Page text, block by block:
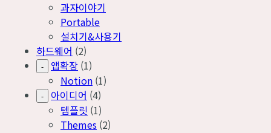
과자이야기
Portable
설치기&사용기
하드웨어 (2)
- 앱확장 (1)
Notion (1)
- 아이디어 (4)
템플릿 (1)
Themes (2)